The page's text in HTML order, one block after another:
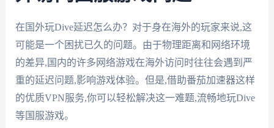
在国外玩Dive延迟怎么办？对于身在海外的玩家来说,这
可能是一个困扰已久的问题。由于物理距离和网络环境
的差异,国内的许多网络游戏在海外访问时往往会遇到严
重的延迟问题,影响游戏体验。但是,借助番茄加速器这样
的优质VPN服务,你可以轻松解决这一难题,流畅地玩Dive
等国服游戏。